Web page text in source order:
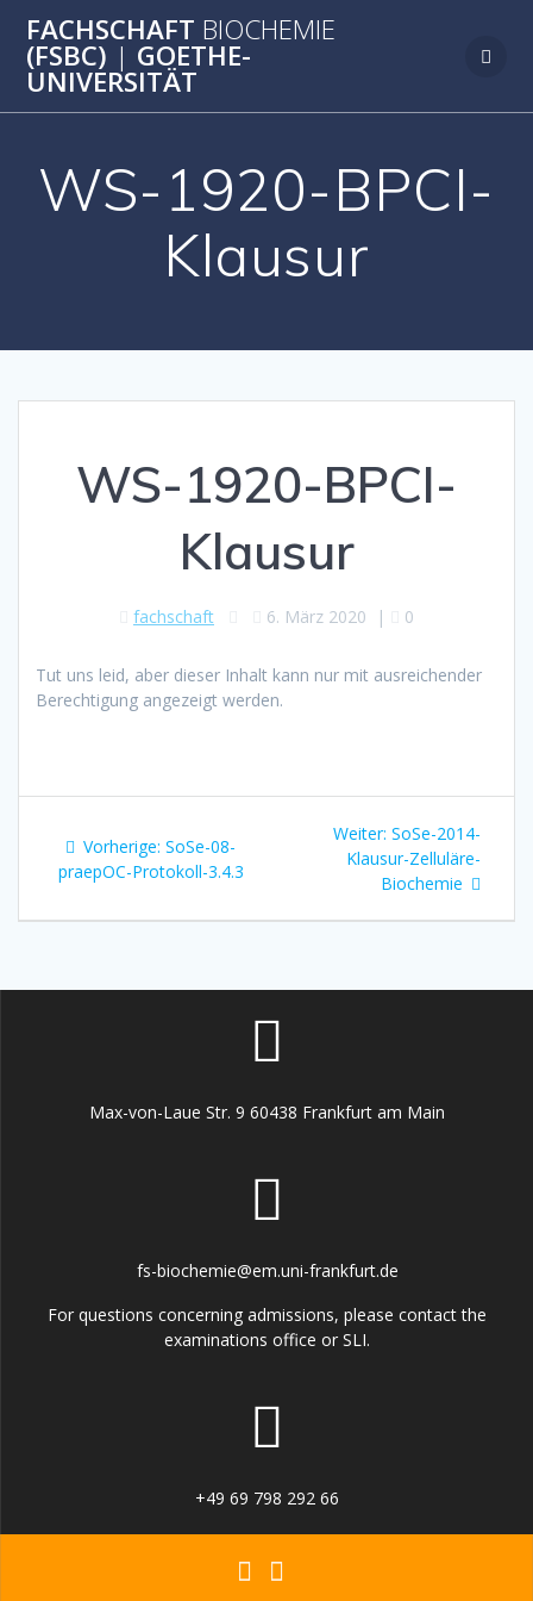
Inhalt
FACHSCHAFT BIOCHEMIE
(FSBC) | GOETHE-
UNIVERSITÄT
WS-1920-BPCI-
Klausur
WS-1920-BPCI-
Klausur
fachschaft 6. März 2020 | 0
Tut uns leid, aber dieser Inhalt kann nur mit ausreichender
Berechtigung angezeigt werden.
Beitragsnavigation
Vorherige: Vorheriger
Beitrag:
SoSe-08-
praepOC-Protokoll-3.4.3
Weiter: Nächster
Beitrag:
SoSe-2014-
Klausur-Zelluläre-
Biochemie
Max-von-Laue Str. 9 60438 Frankfurt am Main
fs-biochemie@em.uni-frankfurt.de
For questions concerning admissions, please contact the
examinations office or SLI.
+49 69 798 292 66